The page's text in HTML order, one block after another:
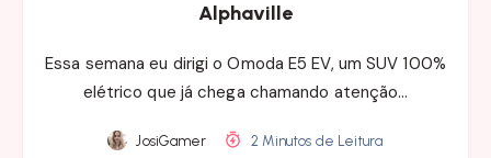
Alphaville
Essa semana eu dirigi o Omoda E5 EV, um SUV 100%
elétrico que já chega chamando atenção…
JosiGamer 2 Minutos de Leitura